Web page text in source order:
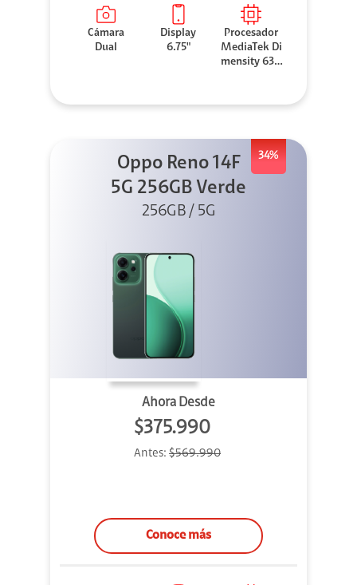
Cámara
Dual
Display
6.75"
Procesador
MediaTek Di
mensity 630
34%
Oppo Reno 14F
5G 256GB Verde
256GB / 5G
Ahora Desde
$375.990
Antes: $569.990
Conoce más